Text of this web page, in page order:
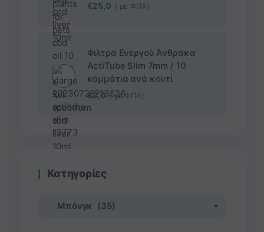
€25,0 ( με ΦΠΑ)
Φιλτρα Ενεργού Άνθρακα
ActiTube Slim 7mm / 10
κομμάτια ανά κουτί
€2,0 ( με ΦΠΑ)
Κατηγορίες